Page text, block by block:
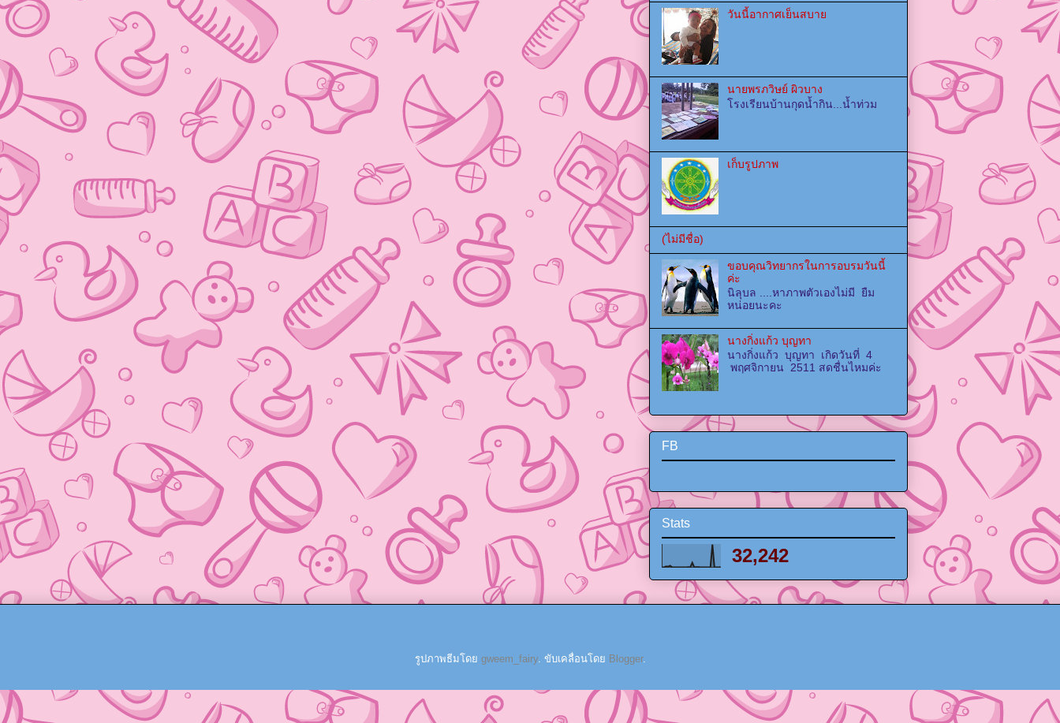
วันนี้อากาศเย็นสบาย
นายพรภวิษย์ ผิวบาง
โรงเรียนบ้านกุดน้ำกิน...น้ำท่วม
เก็บรูปภาพ
(ไม่มีชื่อ)
ขอบคุณวิทยากรในการอบรมวันนี้
ค่ะ
นิลุบล ....หาภาพตัวเองไม่มี ยืม
หน่อยนะคะ
นางกิ่งแก้ว บุญทา
นางกิ่งแก้ว บุญทา เกิดวันที่ 4
พฤศจิกายน 2511 สดชื่นไหมค่ะ
FB
Stats
32,242
รูปภาพธีมโดย gweem_fairy. ขับเคลื่อนโดย Blogger.